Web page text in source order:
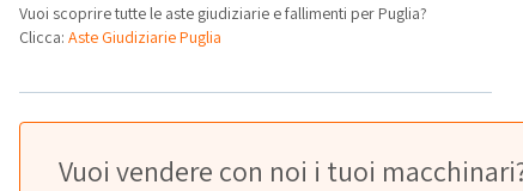
Vuoi scoprire tutte le aste giudiziarie e fallimenti per Puglia?
Clicca: Aste Giudiziarie Puglia
Vuoi vendere con noi i tuoi